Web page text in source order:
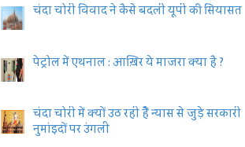
चंदा चोरी विवाद ने कैसे बदली यूपी की सियासत
पेट्रोल में एथनाल : आख़िर ये माजरा क्या है ?
चंदा चोरी में क्यों उठ रही हैैं न्यास से जुड़े सरकारी
नुमांइदों पर उंगली